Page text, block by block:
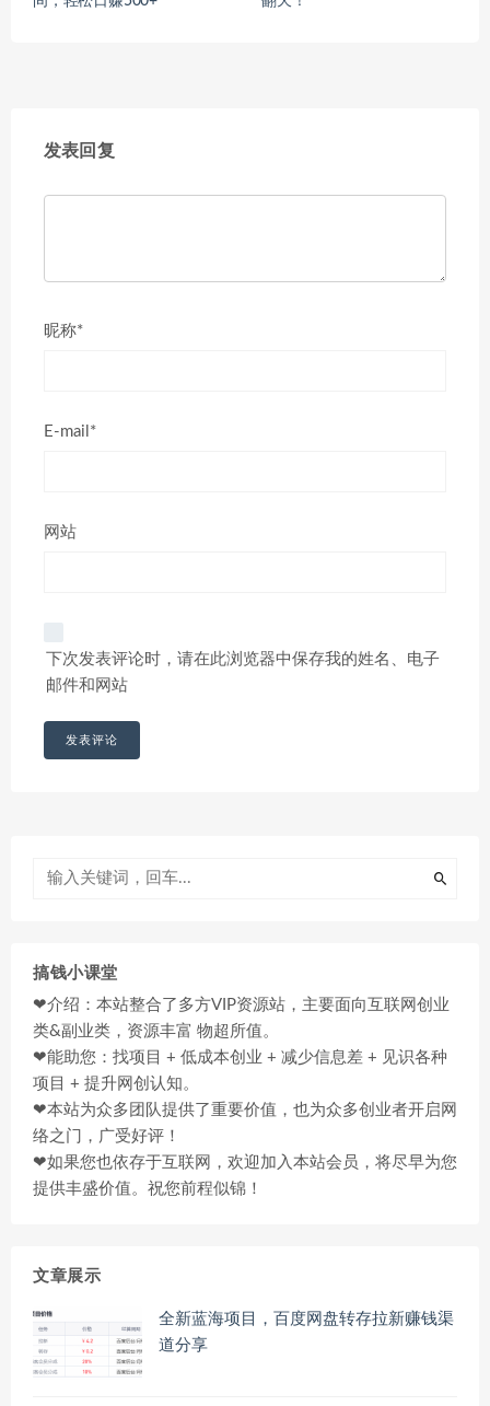
发表回复
昵称*
E-mail*
网站
下次发表评论时，请在此浏览器中保存我的姓名、电子
邮件和网站
搞钱小课堂
❤介绍：本站整合了多方VIP资源站，主要面向互联网创业
类&副业类，资源丰富 物超所值。
❤能助您：找项目 + 低成本创业 + 减少信息差 + 见识各种
项目 + 提升网创认知。
❤本站为众多团队提供了重要价值，也为众多创业者开启网
络之门，广受好评！
❤如果您也依存于互联网，欢迎加入本站会员，将尽早为您
提供丰盛价值。祝您前程似锦！
文章展示
全新蓝海项目，百度网盘转存拉新赚钱渠
道分享